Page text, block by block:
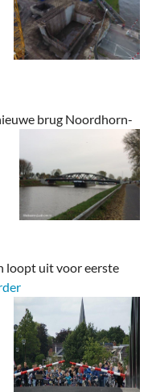
brug Noordhorn-
loopt uit voor eerste